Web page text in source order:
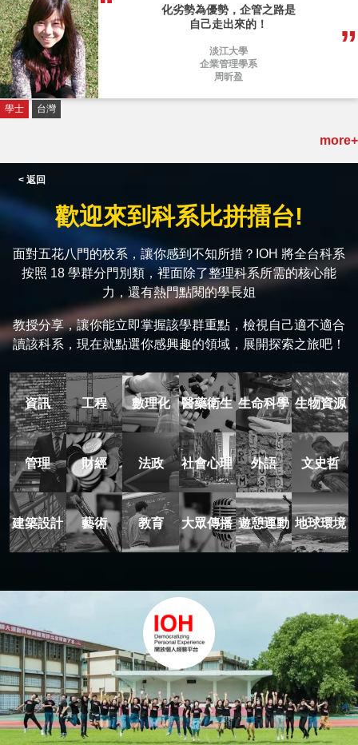
化劣勢為優勢，企管之路是
自己走出來的！
淡江大學
企業管理學系
周昕盈
學士 台灣
more+
< 返回
歡迎來到科系比拼擂台!
面對五花八門的校系，讓你感到不知所措？IOH 將全台科系
按照 18 學群分門別類，裡面除了整理科系所需的核心能
力，還有熱門點閱的學長姐
教授分享，讓你能立即掌握該學群重點，檢視自己適不適合
讀該科系，現在就點選你感興趣的領域，展開探索之旅吧！
資訊 工程 數理化 醫藥衛生 生命科學 生物資源
管理 財經 法政 社會心理 外語 文史哲
建築設計 藝術 教育 大眾傳播 遊憩運動 地球環境